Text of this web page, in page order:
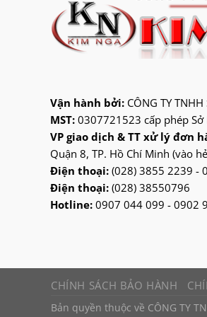
Vận hành bởi: CÔNG TY
MST: 0307721523 cấp phép Sở
VP giao dịch & TT xử lý đơn
Quận 8, TP. Hồ Chí Minh (vào
Điện thoại: (028) 3855 2239 -
Điện thoại: (028) 38550796
Hotline:0907 044 099 - 0902
CHÍNH SÁCH BẢO HÀNH
Bản quyền thuộc về CÔNG TY